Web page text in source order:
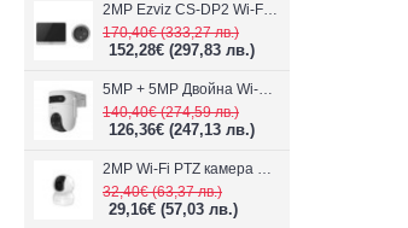
2MP Ezviz CS-DP2 Wi-Fi видеодомофон
170,40€(333,27 лв.)
152,28€ (297,83 лв.)
5MP + 5MP Двойна Wi-Fi IP камера с два обектива Ezviz CS-H9c
140,40€(274,59 лв.)
126,36€ (247,13 лв.)
2MP Wi-Fi PTZ камерa с микрофон и говорител Ezviz CS-TY1
32,40€(63,37 лв.)
29,16€ (57,03 лв.)